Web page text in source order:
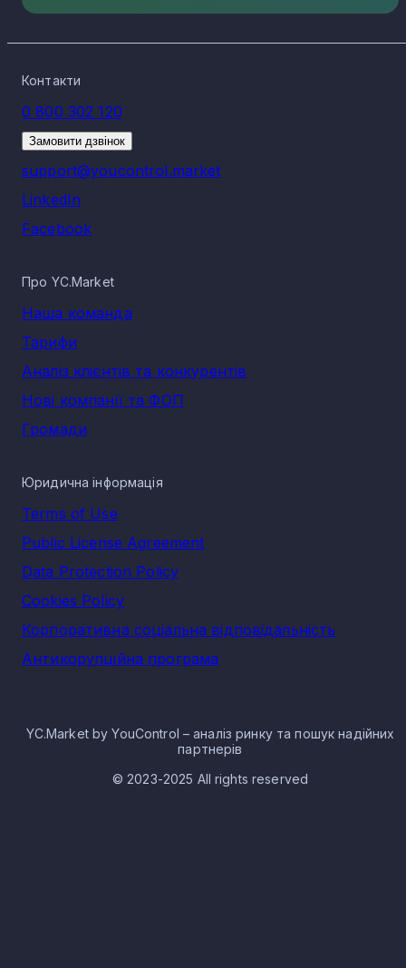
Контакти
0 800 302 120
Замовити дзвінок
support@youcontrol.market
LinkedIn
Facebook
Про YC.Market
Наша команда
Тарифи
Аналіз клієнтів та конкурентів
Нові компанії та ФОП
Громади
Юридична інформація
Terms of Use
Public License Agreement
Data Protection Policy
Cookies Policy
Корпоративна соціальна відповідальність
Антикорупційна програма
YC.Market by YouControl – аналіз ринку та пошук надійних
партнерів
© 2023-2025 All rights reserved